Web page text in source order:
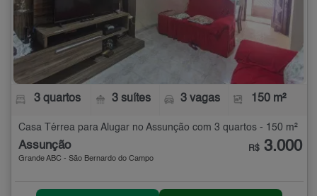
3 quartos 3 suítes 3 vagas 150 m²
Casa Térrea para Alugar no Assunção com 3 quartos - 150 m²
Assunção
Grande ABC - São Bernardo do Campo
R$ 3.000